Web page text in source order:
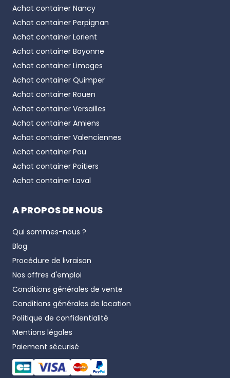
Achat container Nancy
Achat container Perpignan
Achat container Lorient
Achat container Bayonne
Achat container Limoges
Achat container Quimper
Achat container Rouen
Achat container Versailles
Achat container Amiens
Achat container Valenciennes
Achat container Pau
Achat container Poitiers
Achat container Laval
A PROPOS DE NOUS
Qui sommes-nous ?
Blog
Procédure de livraison
Nos offres d'emploi
Conditions générales de vente
Conditions générales de location
Politique de confidentialité
Mentions légales
Paiement sécurisé